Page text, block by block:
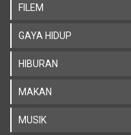
FILEM
GAYA HIDUP
HIBURAN
MAKAN
MUSIK